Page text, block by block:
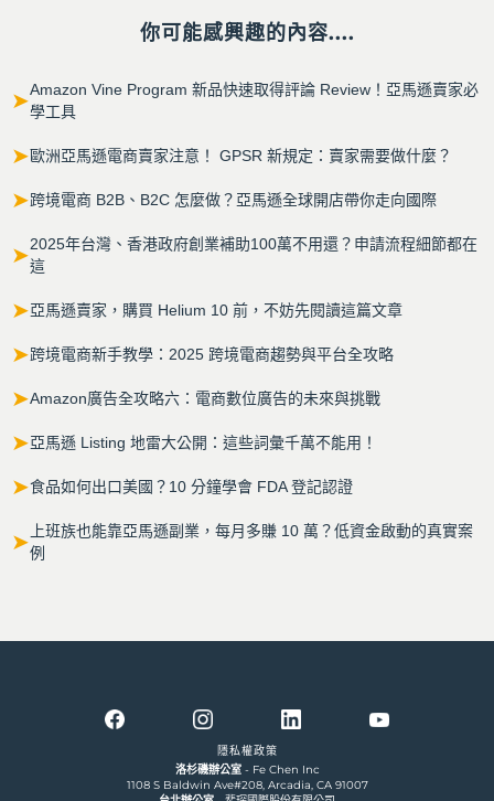
你可能感興趣的內容....
➤Amazon Vine Program 新品快速取得評論 Review！亞馬遜賣家必
學工具
➤歐洲亞馬遜電商賣家注意！ GPSR 新規定：賣家需要做什麼？
➤跨境電商 B2B、B2C 怎麼做？亞馬遜全球開店帶你走向國際
➤2025年台灣、香港政府創業補助100萬不用還？申請流程細節都在
這
➤亞馬遜賣家，購買 Helium 10 前，不妨先閱讀這篇文章
➤跨境電商新手教學：2025 跨境電商趨勢與平台全攻略
➤Amazon廣告全攻略六：電商數位廣告的未來與挑戰
➤亞馬遜 Listing 地雷大公開：這些詞彙千萬不能用！
➤食品如何出口美國？10 分鐘學會 FDA 登記認證
➤ 上班族也能靠亞馬遜副業，每月多賺 10 萬？低資金啟動的真實案
例
隱私權政策
洛杉磯辦公室- Fe Chen Inc
1108 S Baldwin Ave#208, Arcadia, CA 91007